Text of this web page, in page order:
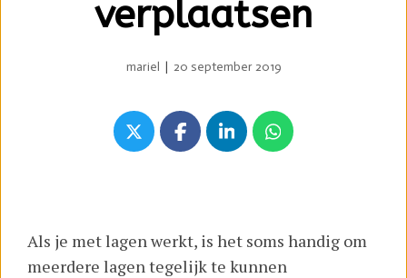
verplaatsen
mariel | 20 september 2019
Als je met lagen werkt, is het soms handig om
meerdere lagen tegelijk te kunnen